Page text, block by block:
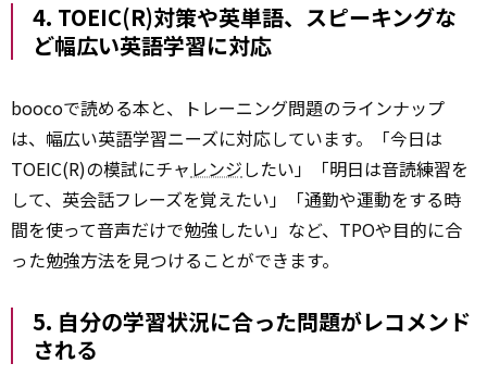
4. TOEIC(R)対策や英単語、スピーキングな
ど幅広い英語学習に対応
boocoで読める本と、トレーニング問題のラインナップ
は、幅広い英語学習ニーズに対応しています。「今日は
TOEIC(R)の模試にチャ レンジしたい」「明日は音読練習を
して、英会話フレーズを覚えたい」「通勤や運動をする時
間を使って音声だけで勉強したい」など、TPOや目的に合
った勉強方法を見つけることができます。
5. 自分の学習状況に合った問題がレコメンド
される